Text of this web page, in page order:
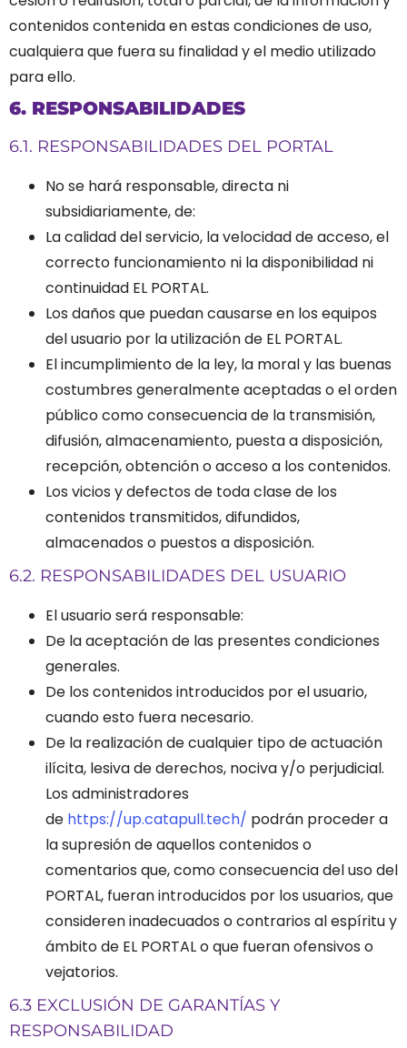
contenidos contenida en estas condiciones de uso,
cualquiera que fuera su finalidad y el medio utilizado
para ello.
6. RESPONSABILIDADES
6.1. RESPONSABILIDADES DEL PORTAL
No se hará responsable, directa ni
subsidiariamente, de:
La calidad del servicio, la velocidad de acceso, el
correcto funcionamiento ni la disponibilidad ni
continuidad EL PORTAL.
Los daños que puedan causarse en los equipos
del usuario por la utilización de EL PORTAL.
El incumplimiento de la ley, la moral y las buenas
costumbres generalmente aceptadas o el orden
público como consecuencia de la transmisión,
difusión, almacenamiento, puesta a disposición,
recepción, obtención o acceso a los contenidos.
Los vicios y defectos de toda clase de los
contenidos transmitidos, difundidos,
almacenados o puestos a disposición.
6.2. RESPONSABILIDADES DEL USUARIO
El usuario será responsable:
De la aceptación de las presentes condiciones
generales.
De los contenidos introducidos por el usuario,
cuando esto fuera necesario.
De la realización de cualquier tipo de actuación
ilícita, lesiva de derechos, nociva y/o perjudicial.
Los administradores
de https://up.catapull.tech/ podrán proceder a
la supresión de aquellos contenidos o
comentarios que, como consecuencia del uso del
PORTAL, fueran introducidos por los usuarios, que
consideren inadecuados o contrarios al espíritu y
ámbito de EL PORTAL o que fueran ofensivos o
vejatorios.
6.3 EXCLUSIÓN DE GARANTÍAS Y
RESPONSABILIDAD